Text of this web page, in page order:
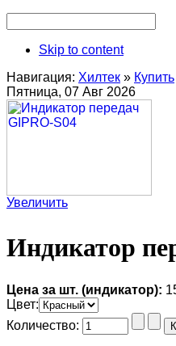
Skip to content
Навигация: Хилтек » Купить
Пятница, 07 Авг 2026
Увеличить
Индикатор
Цена за шт. (индикатор):
Цвет:
Количество: